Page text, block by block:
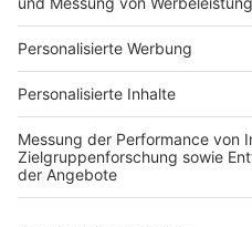
Für Unternehmen
Ihre Baufirma auf bauen.de
Kostenloses Infogespräch